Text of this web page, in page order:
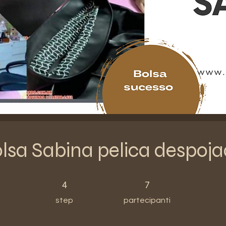
Sabina pelica
4
step
7
partecipanti